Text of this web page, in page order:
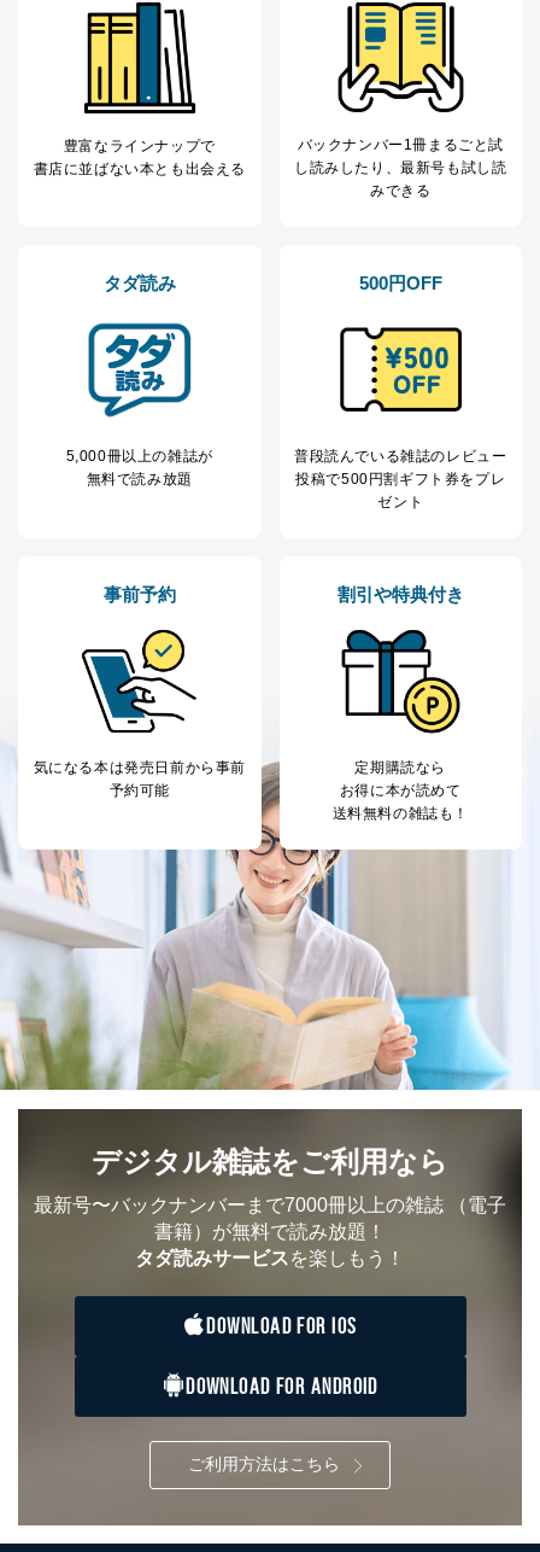
豊富なラインナップで
書店に並ばない本とも出会える
バックナンバー1冊まるごと試
し読み したり、最新号も試し読
みできる
タダ読み
5,000冊以上の雑誌が
無料で読み放題
500円OFF
普段読んでいる雑誌のレビュー
投稿で500円割ギフト券をプレ
ゼント
事前予約
気になる本は発売日前から事前
予約可能
割引や特典付き
定期購読なら
お得に本が読めて
送料無料の雑誌も！
デジタル雑誌をご利用なら
最新号〜バックナンバーまで7000冊以上の雑誌 （電子
書籍）が無料で読み放題！
タダ読みサービスを楽しもう！
DOWNLOAD FOR IOS
DOWNLOAD FOR ANDROID
ご利用方法はこちら